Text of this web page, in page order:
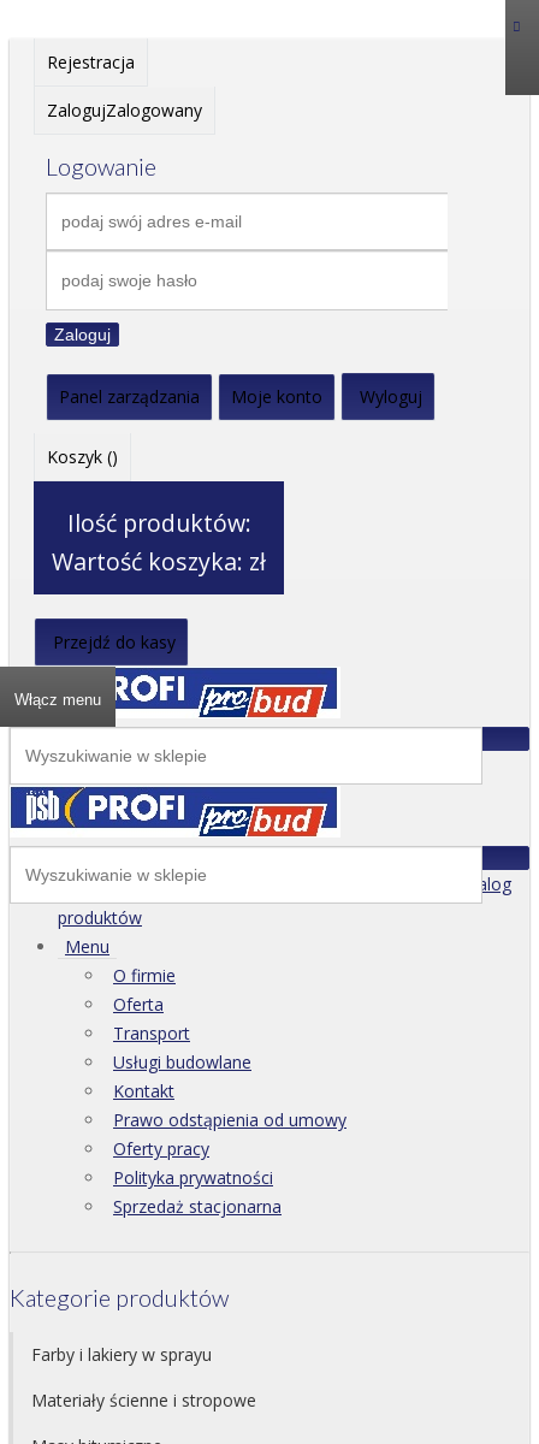
Rejestracja
ZalogujZalogowany
Logowanie
Zaloguj
Panel zarządzania Moje konto Wyloguj
Koszyk ()
Ilość produktów:
Wartość koszyka: zł
Przejdź do kasy
Włącz menu
Katalog
produktów
Menu
O firmie
Oferta
Transport
Usługi budowlane
Kontakt
Prawo odstąpienia od umowy
Oferty pracy
Polityka prywatności
Sprzedaż stacjonarna
Kategorie produktów
Farby i lakiery w sprayu
Materiały ścienne i stropowe